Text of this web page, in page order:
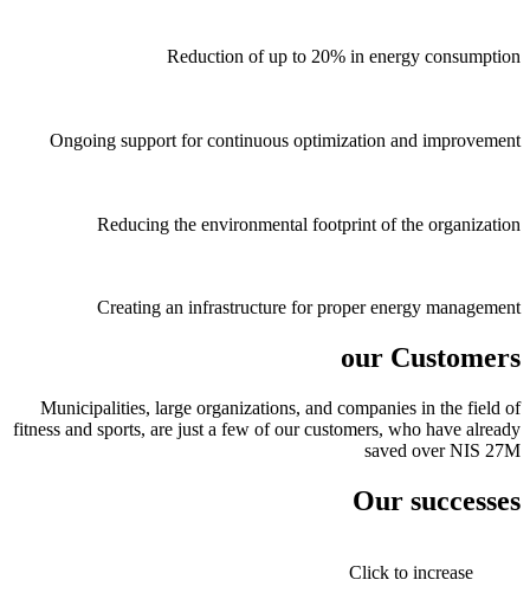
Reduction of up to 20% in energy consumption
Ongoing support for continuous optimization and improvement
Reducing the environmental footprint of the organization
Creating an infrastructure for proper energy management
our Customers
Municipalities, large organizations, and companies in the field of
fitness and sports, are just a few of our customers, who have already
saved over NIS 27M
Our successes
Click to increase